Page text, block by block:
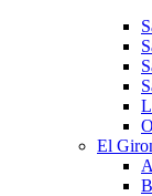
El